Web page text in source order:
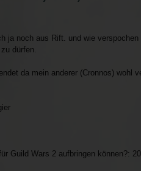
ja noch aus Rift. und wie
dürfen.
da mein anderer (Cronnos) wohl
Guild Wars 2 aufbringen können?: